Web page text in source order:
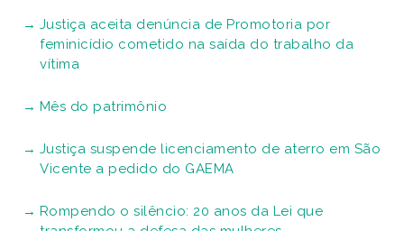
Justiça aceita denúncia de Promotoria por
feminicídio cometido na saída do trabalho da
vítima
Mês do patrimônio
Justiça suspende licenciamento de aterro em São
Vicente a pedido do GAEMA
Rompendo o silêncio: 20 anos da Lei que